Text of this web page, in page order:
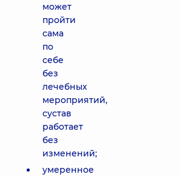
может
пройти
сама
по
себе
без
лечебных
мероприятий,
сустав
работает
без
изменений;
умеренное